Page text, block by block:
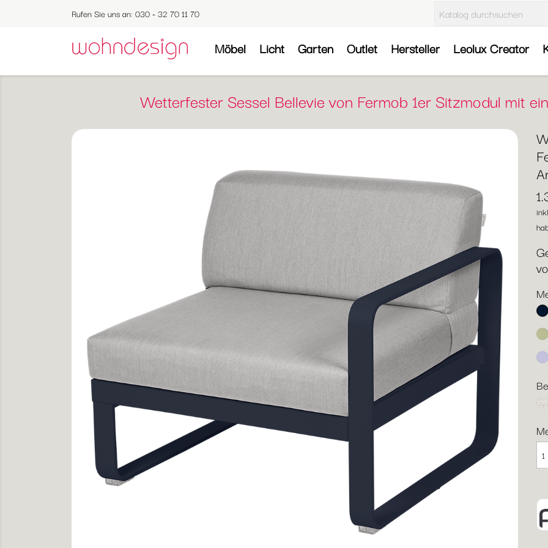
Rufen Sie uns an: 030 - 32 70 11 70
Möbel Licht Garten Outlet Hersteller Leolux Creator
Wetterfester Sessel Bellevie von Fermob 1er Sitzmodul mit